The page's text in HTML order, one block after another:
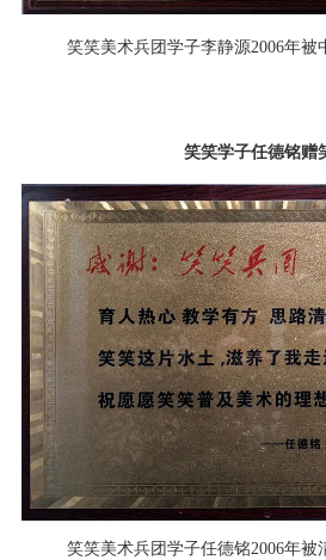
笑笑美术兵团学子李静源2006年被
笑笑学子任德铭赠
笑笑美术兵团学子任德铭2006年被